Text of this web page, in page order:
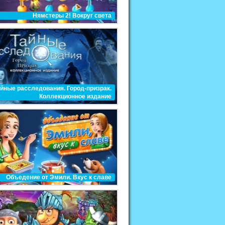
Нямстеры 2! Вокруг света
расследования. Город-призрак.
Коллекционное издание
Объедение от Эмили. Вкус к славе